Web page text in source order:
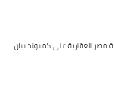
علىكمبوند بيان